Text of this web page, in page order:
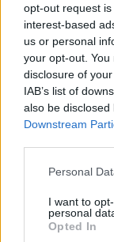
opt-out request
interest-based
us or personal
your opt-out.
disclosure of
IAB’s list of
also be
Downstream
Please note that
not limited to
grant or deny
use your data
Personal
I want to
personal
Opted In